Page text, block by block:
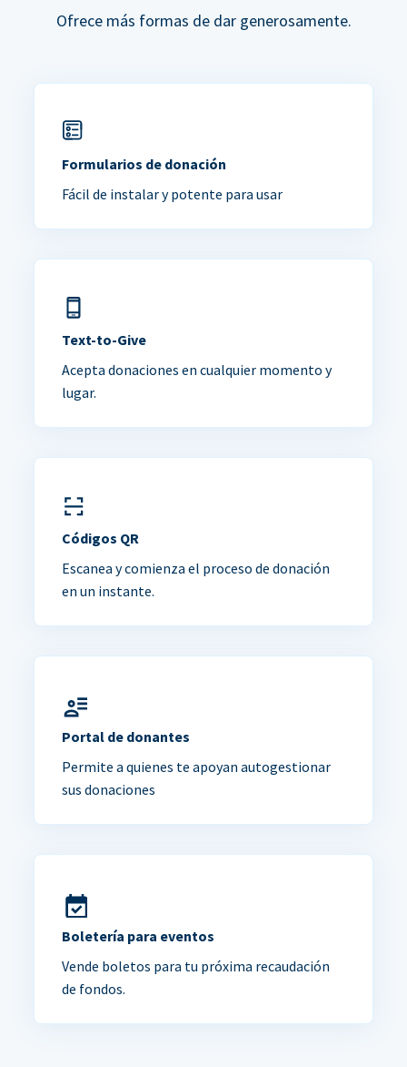
Ofrece más formas de dar generosamente.
Formularios de donación
Fácil de instalar y potente para usar
Text-to-Give
Acepta donaciones en cualquier momento y
lugar.
Códigos QR
Escanea y comienza el proceso de donación
en un instante.
Portal de donantes
Permite a quienes te apoyan autogestionar
sus donaciones
Boletería para eventos
Vende boletos para tu próxima recaudación
de fondos.